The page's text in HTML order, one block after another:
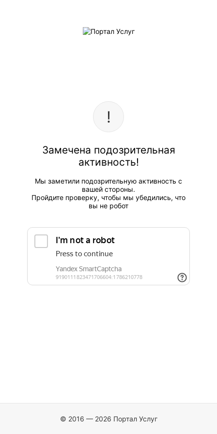
Замечена подозрительная
активность!
Мы заметили подозрительную активность с
вашей стороны.
Пройдите проверку, чтобы мы убедились, что
вы не робот
© 2016 — 2026 Портал Услуг